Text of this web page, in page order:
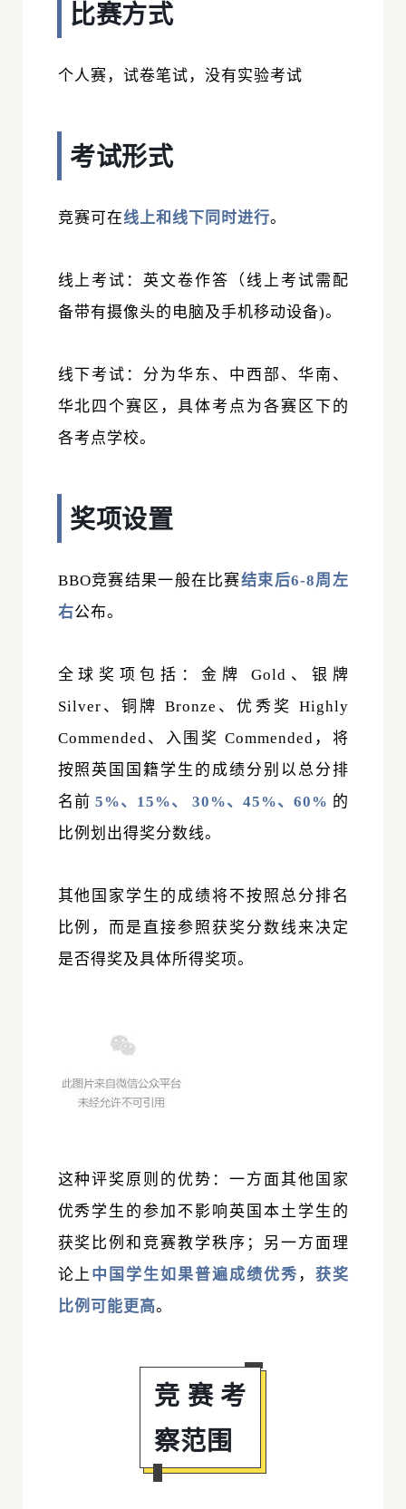
比赛方式
个人赛，试卷笔试，没有实验考试
考试形式
竞赛可在线上和线下同时进行。
线上考试：英文卷作答（线上考试需配
备带有摄像头的电脑及手机移动设备)。
线下考试：分为华东、中西部、华南、
华北四个赛区，具体考点为各赛区下的
各考点学校。
奖项设置
BBO竞赛结果一般在比赛结束后6-8周左
右公布。
全球奖项包括：金牌 Gold、银牌
Silver、铜牌 Bronze、优秀奖 Highly
Commended、入围奖 Commended，将
按照英国国籍学生的成绩分别以总分排
名前 5%、15%、 30%、45%、60% 的
比例划出得奖分数线。
其他国家学生的成绩将不按照总分排名
比例，而是直接参照获奖分数线来决定
是否得奖及具体所得奖项。
这种评奖原则的优势：一方面其他国家
优秀学生的参加不影响英国本土学生的
获奖比例和竞赛教学秩序；另一方面理
论上 中国学生如果普遍成绩优秀 ， 获奖
比例可能更高。
竞赛考
察范围